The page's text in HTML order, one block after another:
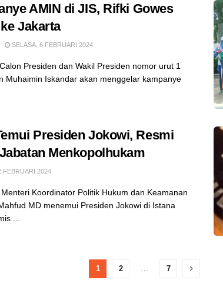
AMIN di JIS, Rifki Gowes
Jakarta
SELASA, 6 FEBRUARI 2024
Presiden dan Wakil Presiden nomor urut 1
Muhaimin Iskandar akan menggelar kampanye
Presiden Jokowi, Resmi
Menkopolhukam
FEBRUARI 2024
Koordinator Politik Hukum dan Keamanan
MD menemui Presiden Jokowi di Istana
...
1 2 … 7